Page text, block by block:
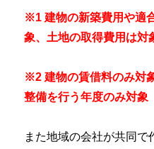
※1 建物の新築費用や適
象、土地の取得費用は対
※2 建物の賃借料のみ対
整備を行う年度のみ対象
また地域の会社が共同で